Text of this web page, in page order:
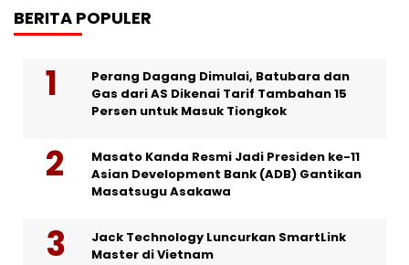
BERITA POPULER
Perang Dagang Dimulai, Batubara dan
Gas dari AS Dikenai Tarif Tambahan 15
Persen untuk Masuk Tiongkok
Masato Kanda Resmi Jadi Presiden ke-11
Asian Development Bank (ADB) Gantikan
Masatsugu Asakawa
Jack Technology Luncurkan SmartLink
Master di Vietnam